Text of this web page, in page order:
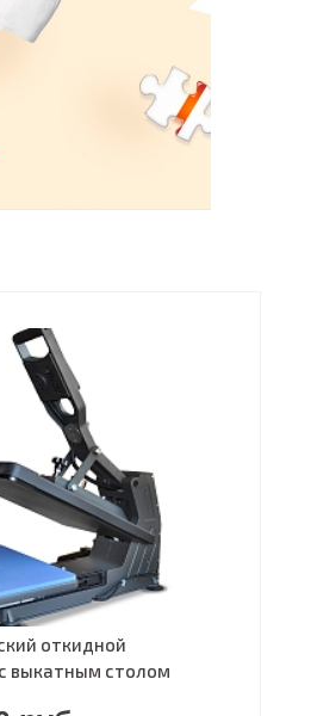
откидной
выкатным столом